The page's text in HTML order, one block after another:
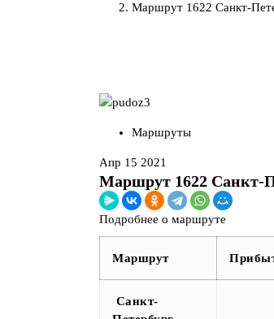
Маршрут 1622 Санкт-
Маршруты
Апр 15 2021
Маршрут 1622 Санкт-
Подробнее о маршруте
Маршрут
Санкт-